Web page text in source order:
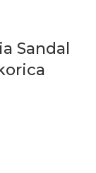
Sandal